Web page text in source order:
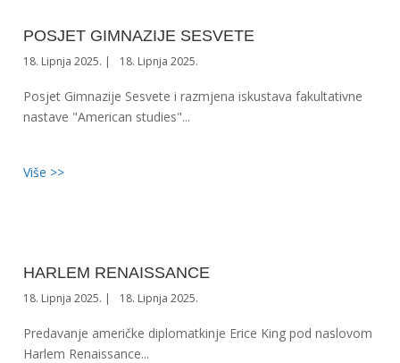
POSJET GIMNAZIJE SESVETE
18. Lipnja 2025. 18. Lipnja 2025.
Posjet Gimnazije Sesvete i razmjena iskustava fakultativne
nastave "American studies"...
Više >>
HARLEM RENAISSANCE
18. Lipnja 2025. 18. Lipnja 2025.
Predavanje američke diplomatkinje Erice King pod naslovom
Harlem Renaissance...